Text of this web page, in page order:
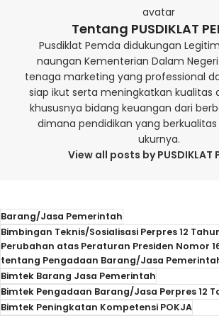
Tentang PUSDIKLAT
Pusdiklat Pemda didukungan
naungan Kementerian Dalam
tenaga marketing yang professional
siap ikut serta meningkatkan kualitas
khususnya bidang keuangan dari
dimana pendidikan yang
ukurnya.
View all posts by PUSDIKLAT
Barang/Jasa Pemerintah
Bimbingan Teknis/Sosialisasi Perpres 12
Perubahan atas Peraturan Presiden Nomor
tentang Pengadaan Barang/Jasa
Bimtek Barang Jasa Pemerintah
Bimtek Pengadaan Barang/Jasa Perpres 12
Bimtek Peningkatan Kompetensi POKJA